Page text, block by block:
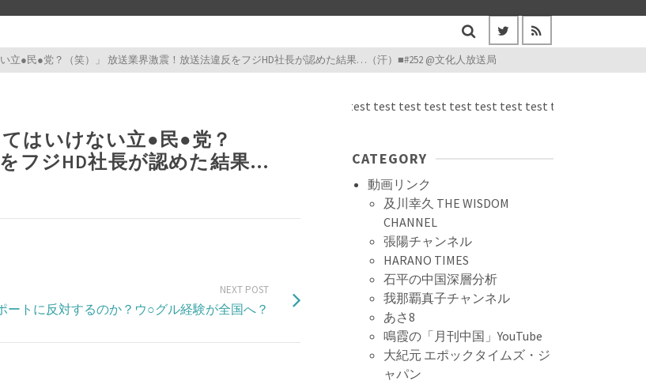
立●民●党？（笑）」 放送業界激震！放送法違反をフジHD社長が認めた結果…（汗）■#252​ @文化人放送局
はいけない立●民●党？
フジHD社長が認めた結果…
NEXT POST
トに反対するのか？ウ○グル経験が全国へ？
test test test test test test test test test test test test test test test
CATEGORY
動画リンク
及川幸久 THE WISDOM
CHANNEL
張陽チャンネル
HARANO TIMES
石平の中国深層分析
我那覇真子チャンネル
あさ8
鳴霞の「月刊中国」YouTube
大紀元 エポックタイムズ・ジ
ャパン